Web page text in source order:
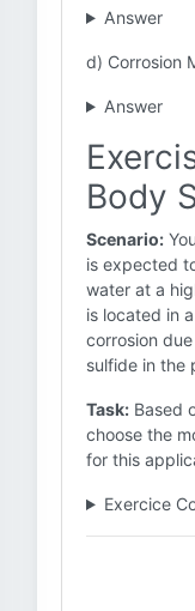
Answer
d) Corrosion
Answer
Body
Scenario:
is expected
water at a
is located in
corrosion
sulfide in the
Task: Based
choose the
for this
Exercice